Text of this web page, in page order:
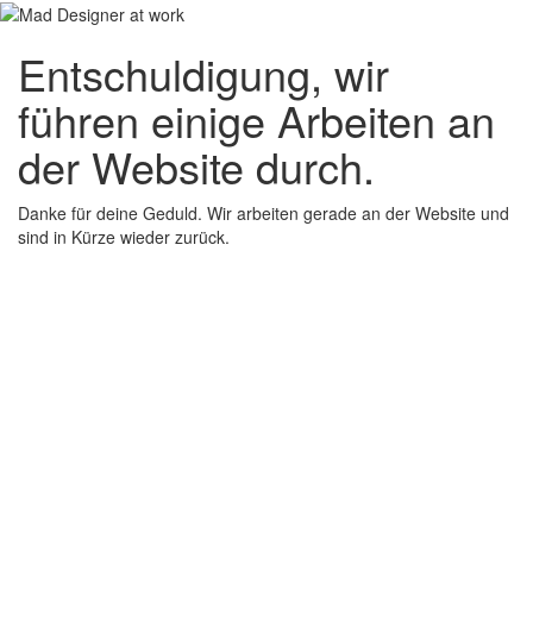
Entschuldigung, wir
führen einige Arbeiten an
der Website durch.
Danke für deine Geduld. Wir arbeiten gerade an der Website und
sind in Kürze wieder zurück.